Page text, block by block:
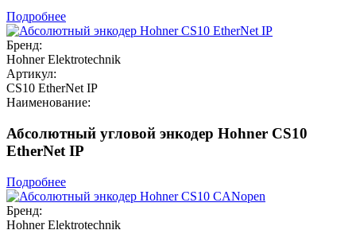
Подробнее
Бренд:
Hohner Elektrotechnik
Артикул:
CS10 EtherNet IP
Наименование:
Абсолютный угловой энкодер Hohner CS10
EtherNet IP
Подробнее
Бренд:
Hohner Elektrotechnik